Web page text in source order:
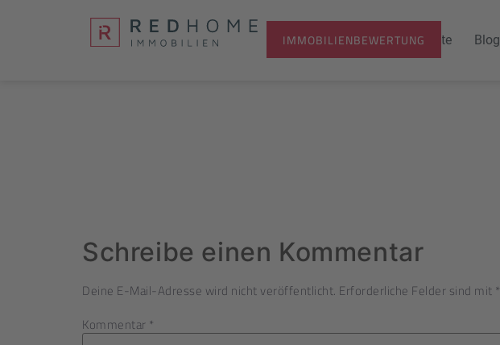
Über uns Aktuelle Angebote Blog
IMMOBILIENBEWERTUNG
Schreibe einen Kommentar
Deine E-Mail-Adresse wird nicht veröffentlicht. Erforderliche Felder sind mit*
Kommentar*